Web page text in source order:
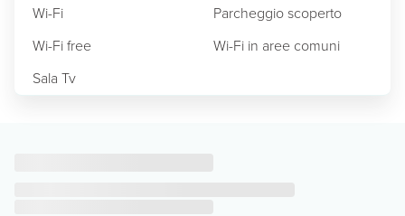
Wi-Fi
Parcheggio scoperto
Wi-Fi free
Wi-Fi in aree comuni
Sala Tv